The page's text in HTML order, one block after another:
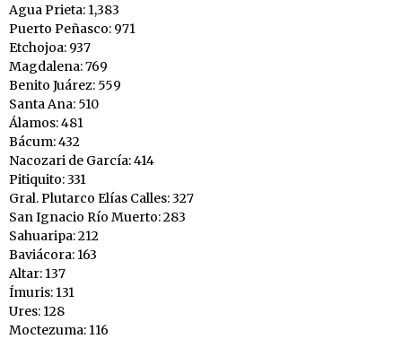
Agua Prieta: 1,383
Puerto Peñasco: 971
Etchojoa: 937
Magdalena: 769
Benito Juárez: 559
Santa Ana: 510
Álamos: 481
Bácum: 432
Nacozari de García: 414
Pitiquito: 331
Gral. Plutarco Elías Calles: 327
San Ignacio Río Muerto: 283
Sahuaripa: 212
Baviácora: 163
Altar: 137
Ímuris: 131
Ures: 128
Moctezuma: 116